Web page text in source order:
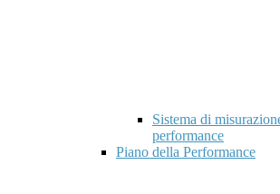
Sistema di
performance
Piano della Performance